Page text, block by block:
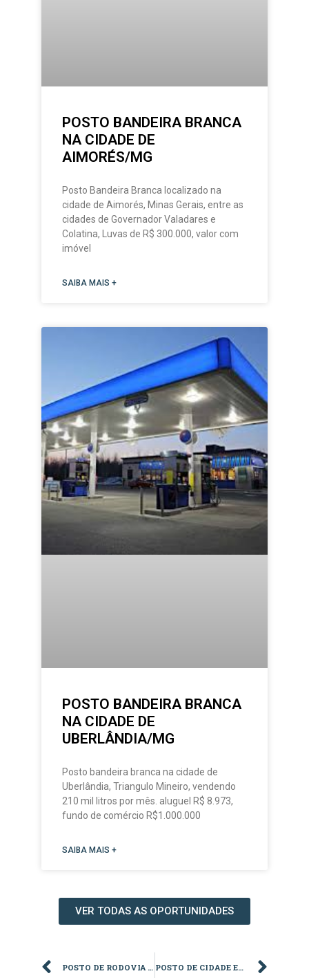
POSTO BANDEIRA BRANCA
NA CIDADE DE
AIMORÉS/MG
Posto Bandeira Branca localizado na
cidade de Aimorés, Minas Gerais, entre as
cidades de Governador Valadares e
Colatina, Luvas de R$ 300.000, valor com
imóvel
SAIBA MAIS +
POSTO BANDEIRA BRANCA
NA CIDADE DE
UBERLÂNDIA/MG
Posto bandeira branca na cidade de
Uberlândia, Triangulo Mineiro, vendendo
210 mil litros por mês. aluguel R$ 8.973,
fundo de comércio R$1.000.000
SAIBA MAIS +
VER TODAS AS OPORTUNIDADES
POSTO DE RODOVIA EM BAURU POSTO DE CIDADE EM SOROCABA